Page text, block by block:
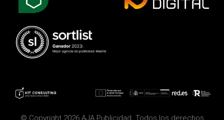
© Copyright 2026 AJA Publicidad. Todos los derechos